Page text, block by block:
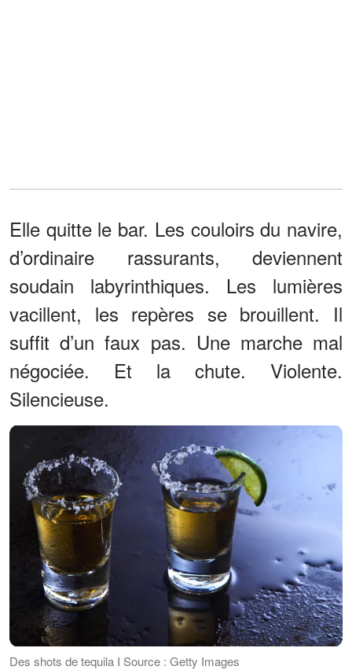
Elle quitte le bar. Les couloirs du navire,
d’ordinaire rassurants, deviennent
soudain labyrinthiques. Les lumières
vacillent, les repères se brouillent. Il
suffit d’un faux pas. Une marche mal
négociée. Et la chute. Violente.
Silencieuse.
Des shots de tequila I Source : Getty Images